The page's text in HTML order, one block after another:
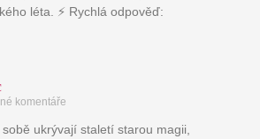
léta. ⚡ Rychlá odpověď:
komentáře
ukrývají staletí starou magii,